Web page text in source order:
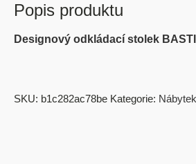
Popis produktu
Designový odkládací stolek
SKU: b1c282ac78be Kategorie: